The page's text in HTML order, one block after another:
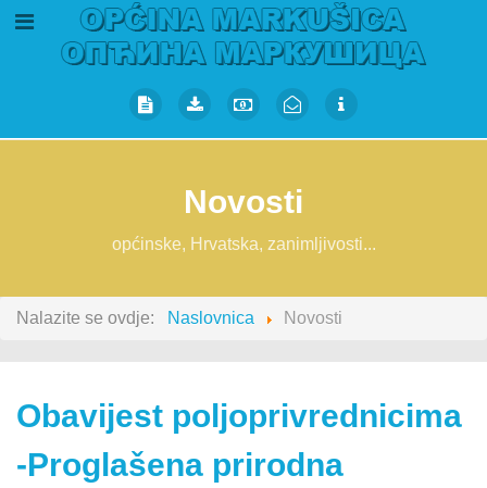
Novosti
općinske, Hrvatska, zanimljivosti...
Nalazite se ovdje: Naslovnica Novosti
Obavijest poljoprivrednicima
-Proglašena prirodna